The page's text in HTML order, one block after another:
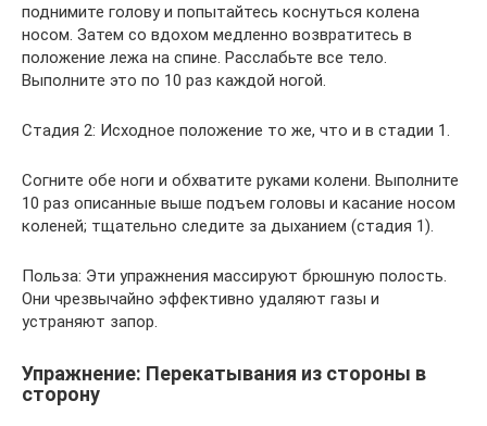
поднимите голову и попытайтесь коснуться колена
носом. Затем со вдохом медленно возвратитесь в
положение лежа на спине. Расслабьте все тело.
Выполните это по 10 раз каждой ногой.
Стадия 2: Исходное положение то же, что и в стадии 1.
Согните обе ноги и обхватите руками колени. Выполните
10 раз описанные выше подъем головы и касание носом
коленей; тщательно следите за дыханием (стадия 1).
Польза: Эти упражнения массируют брюшную полость.
Они чрезвычайно эффективно удаляют газы и
устраняют запор.
Упражнение: Перекатывания из стороны в
сторону